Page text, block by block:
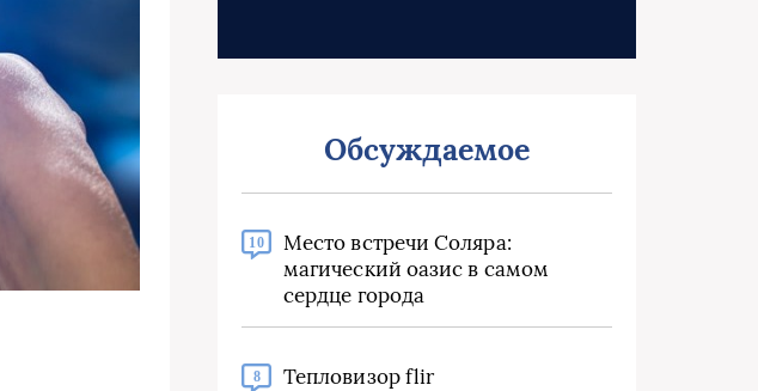
Обсуждаемое
10
Место встречи Соляра:
магический оазис в самом
сердце города
8 Тепловизор flir